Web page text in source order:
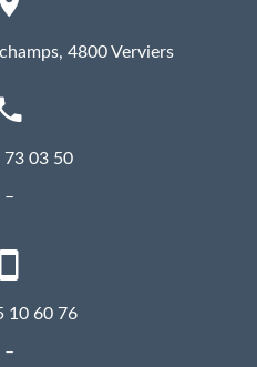
LinkedIn
4800 Verviers
73 03 50
10 60 76